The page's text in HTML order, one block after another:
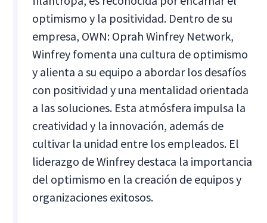
optimismo y la positividad. Dentro de su
empresa, OWN: Oprah Winfrey Network,
Winfrey fomenta una cultura de optimismo
y alienta a su equipo a abordar los desafíos
con positividad y una mentalidad orientada
a las soluciones. Esta atmósfera impulsa la
creatividad y la innovación, además de
cultivar la unidad entre los empleados. El
liderazgo de Winfrey destaca la importancia
del optimismo en la creación de equipos y
organizaciones exitosos.